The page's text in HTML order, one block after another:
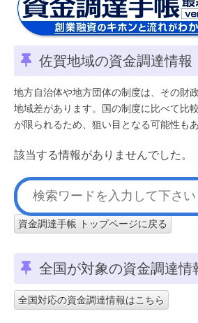
佐賀地域の資金調達情報
地方自治体や地方団体の制度は、その財
地域差があります。国の制度に比べて比
が限られるため、狙い目となる可能性もあ
該当する情報がありませんでした。
資金調達手帳 トップページに戻る
全国が対象の資金調達情
全国対応の資金調達情報はこちら